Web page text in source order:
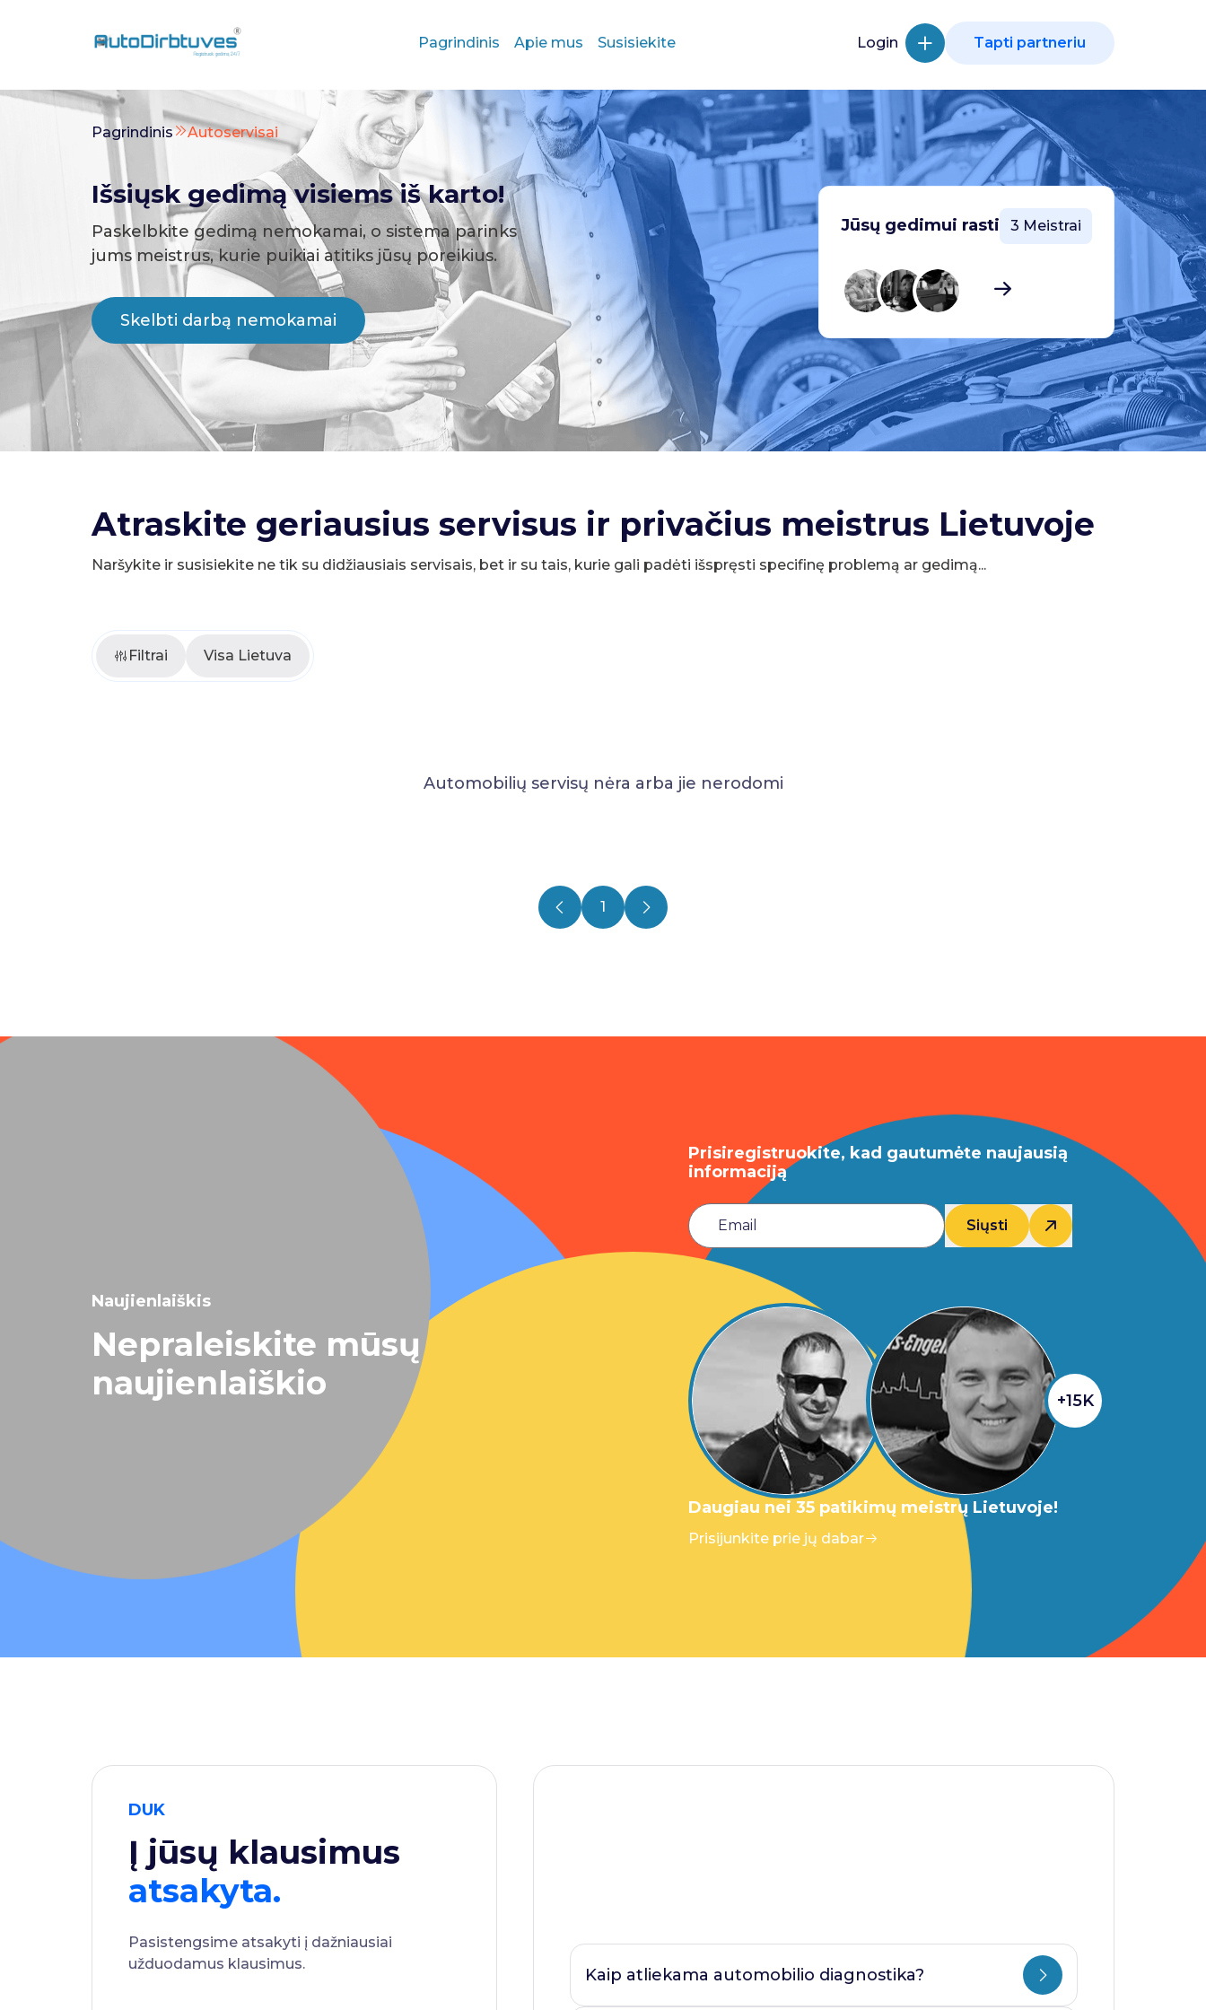
Pagrindinis Apie mus Susisiekite Login Tapti partneriu
Pagrindinis Autoservisai
Išsiųsk gedimą visiems iš karto!
Paskelbkite gedimą nemokamai, o sistema parinks
jums meistrus, kurie puikiai atitiks jūsų poreikius.
Skelbti darbą nemokamai
Jūsų gedimui rasti 3 Meistrai
Atraskite geriausius servisus ir privačius meistrus Lietuvoje
Naršykite ir susisiekite ne tik su didžiausiais servisais, bet ir su tais, kurie gali padėti išspręsti specifinę problemą ar gedimą...
Filtrai Visa Lietuva
Automobilių servisų nėra arba jie nerodomi
1
Naujienlaiškis
Nepraleiskite mūsų
naujienlaiškio
Prisiregistruokite, kad gautumėte naujausią
informaciją
Siųsti
+15K
Daugiau nei 35 patikimų meistrų Lietuvoje!
Prisijunkite prie jų dabar
DUK
Į jūsų klausimus
atsakyta.
Pasistengsime atsakyti į dažniausiai
užduodamus klausimus.
Kaip atliekama automobilio diagnostika?